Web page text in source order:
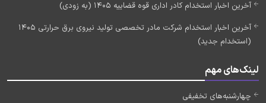
آخرین اخبار استخدام کادر اداری قوه قضاییه 1405 (به زودی)
آخرین اخبار استخدام شرکت مادر تخصصی تولید نیروی برق حرارتی 1405
(استخدام جدید)
لینک‌های مهم
چهارشنبه‌های تخفیفی